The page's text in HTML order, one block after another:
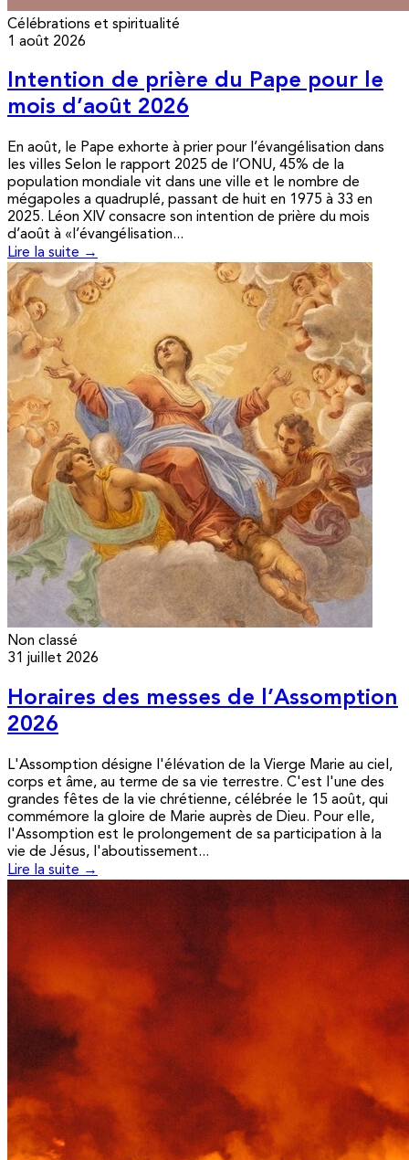
Célébrations et spiritualité
1 août 2026
Intention de prière du Pape pour le
mois d’août 2026
En août, le Pape exhorte à prier pour l’évangélisation dans
les villes Selon le rapport 2025 de l’ONU, 45% de la
population mondiale vit dans une ville et le nombre de
mégapoles a quadruplé, passant de huit en 1975 à 33 en
2025. Léon XIV consacre son intention de prière du mois
d’août à «l’évangélisation...
Lire la suite →
Non classé
31 juillet 2026
Horaires des messes de l’Assomption
2026
L'Assomption désigne l'élévation de la Vierge Marie au ciel,
corps et âme, au terme de sa vie terrestre. C'est l'une des
grandes fêtes de la vie chrétienne, célébrée le 15 août, qui
commémore la gloire de Marie auprès de Dieu. Pour elle,
l'Assomption est le prolongement de sa participation à la
vie de Jésus, l'aboutissement...
Lire la suite →